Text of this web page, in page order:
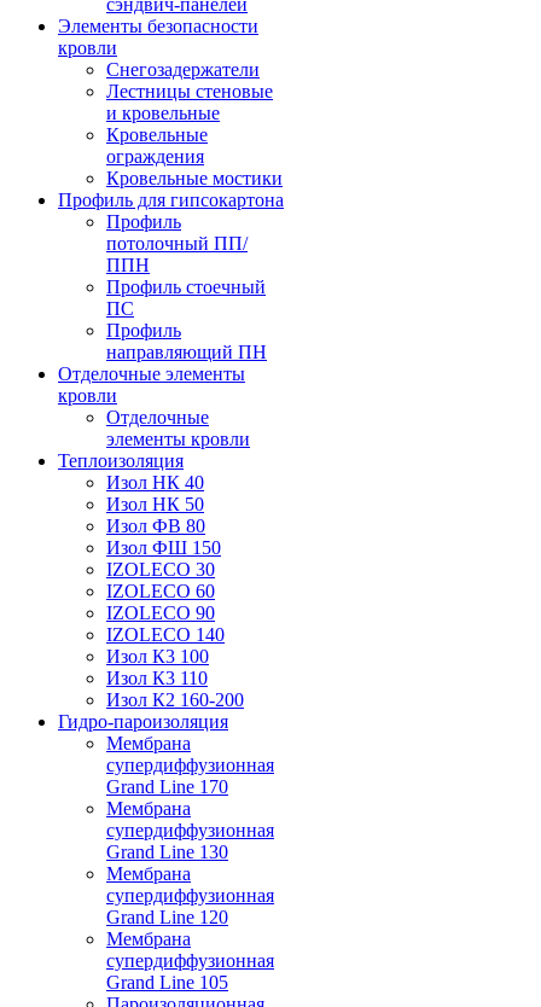
сэндвич-панелей
Элементы безопасности
кровли
Снегозадержатели
Лестницы стеновые
и кровельные
Кровельные
ограждения
Кровельные мостики
Профиль для гипсокартона
Профиль
потолочный ПП/
ППН
Профиль стоечный
ПС
Профиль
направляющий ПН
Отделочные элементы
кровли
Отделочные
элементы кровли
Теплоизоляция
Изол НК 40
Изол НК 50
Изол ФВ 80
Изол ФШ 150
IZOLECO 30
IZOLECO 60
IZOLECO 90
IZOLECO 140
Изол К3 100
Изол К3 110
Изол К2 160-200
Гидро-пароизоляция
Мембрана
супердиффузионная
Grand Line 170
Мембрана
супердиффузионная
Grand Line 130
Мембрана
супердиффузионная
Grand Line 120
Мембрана
супердиффузионная
Grand Line 105